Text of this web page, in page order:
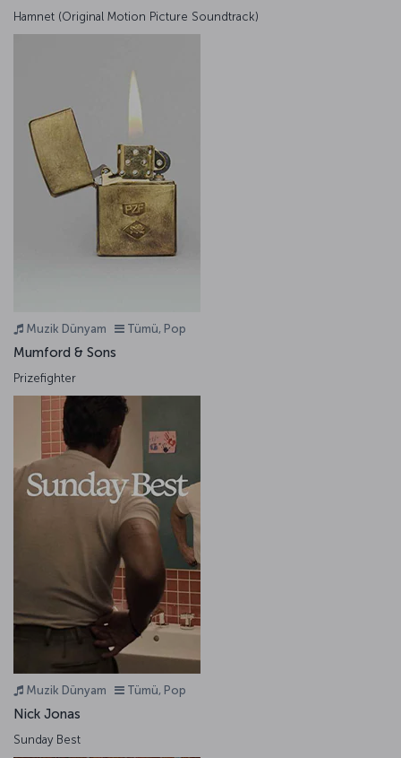
Hamnet (Original Motion Picture Soundtrack)
Muzik Dünyam Tümü, Pop
Mumford & Sons
Prizefighter
Muzik Dünyam Tümü, Pop
Nick Jonas
Sunday Best